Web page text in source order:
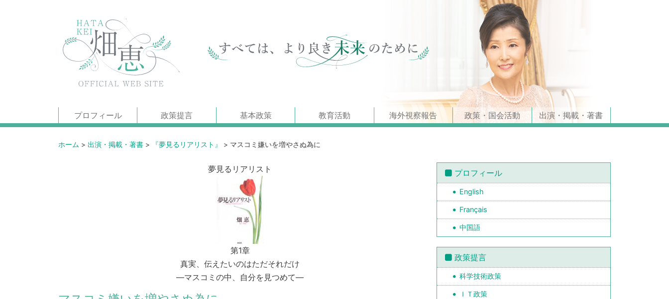
プロフィール 政策提言 基本政策 教育活動 海外視察報告 政策・国会活動 出演・掲載・著書
ホーム > 出演・掲載・著書 > 『夢見るリアリスト』 > マスコミ嫌いを増やさぬ為に
夢見るリアリスト
第1章
真実、伝えたいのはただそれだけ
―マスコミの中、自分を見つめて―
プロフィール
English
Français
中国語
政策提言
科学技術政策
ＩＴ政策